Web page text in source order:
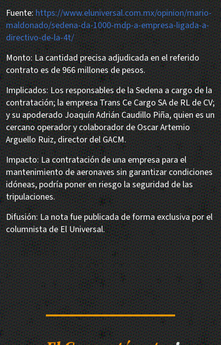
Fuente:https://www.eluniversal.com.mx/opinion/mario-
maldonado/sedena-da-1000-mdp-a-empresa-ligada-a-
directivo-de-la-4t/
Monto: La cantidad precisa adjudicada en el referido
contrato es de 966 millones de pesos.
Implicados: Los responsables de la Sedena a cargo de la
contratación; la empresa Trans Ce Cargo SA de RL de CV;
y su apoderado Joaquín Adrián Caudillo Piña, quien es un
cercano operador y colaborador de Oscar Artemio
Arguello Ruiz, director del GACM.
Impacto: La contratación de una empresa para el
mantenimiento de aeronaves sin garantizar condiciones
idóneas, podría poner en riesgo la seguridad de las
tripulaciones.
Difusión: La nota fue publicada de forma exclusiva por el
columnista de El Universal.